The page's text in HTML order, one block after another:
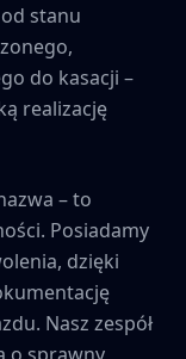
stanu
do kasacji –
realizację
– to
Posiadamy
dzięki
Nasz zespół
o sprawny